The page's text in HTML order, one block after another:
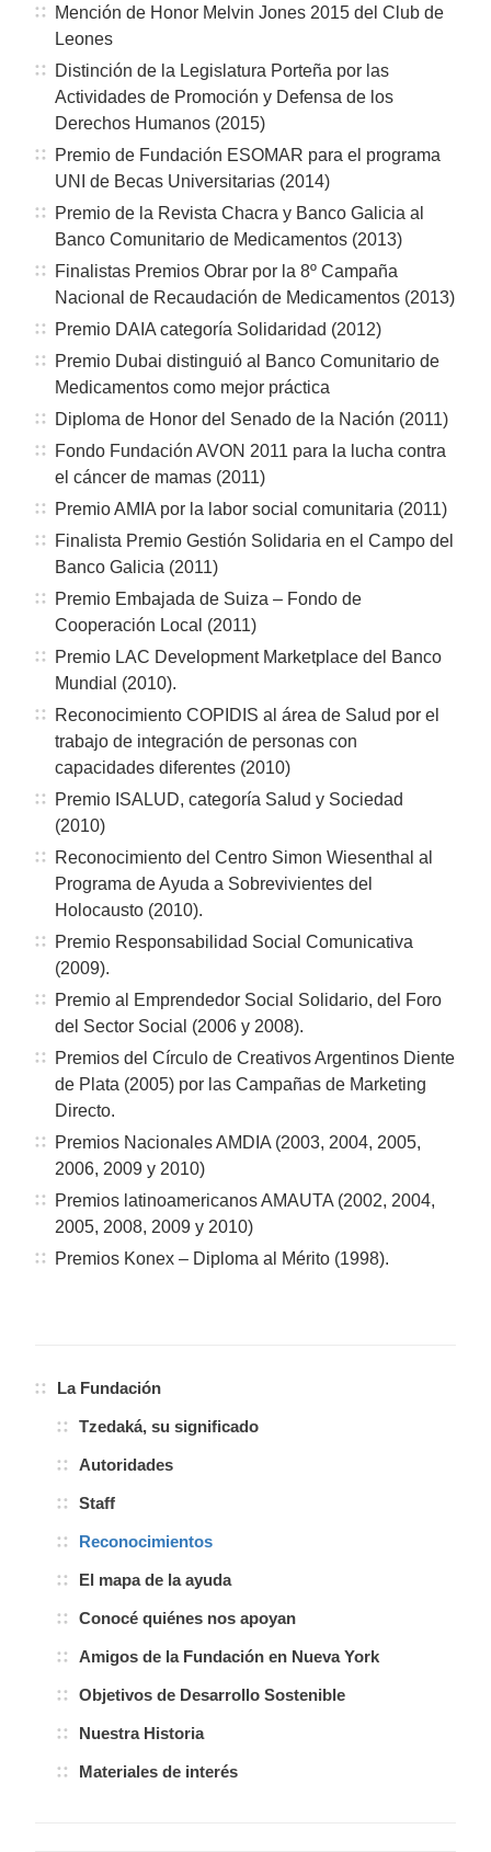
Mención de Honor Melvin Jones 2015 del Club de
Leones
Distinción de la Legislatura Porteña por las
Actividades de Promoción y Defensa de los
Derechos Humanos (2015)
Premio de Fundación ESOMAR para el programa
UNI de Becas Universitarias (2014)
Premio de la Revista Chacra y Banco Galicia al
Banco Comunitario de Medicamentos (2013)
Finalistas Premios Obrar por la 8º Campaña
Nacional de Recaudación de Medicamentos (2013)
Premio DAIA categoría Solidaridad (2012)
Premio Dubai distinguió al Banco Comunitario de
Medicamentos como mejor práctica
Diploma de Honor del Senado de la Nación (2011)
Fondo Fundación AVON 2011 para la lucha contra
el cáncer de mamas (2011)
Premio AMIA por la labor social comunitaria (2011)
Finalista Premio Gestión Solidaria en el Campo del
Banco Galicia (2011)
Premio Embajada de Suiza – Fondo de
Cooperación Local (2011)
Premio LAC Development Marketplace del Banco
Mundial (2010).
Reconocimiento COPIDIS al área de Salud por el
trabajo de integración de personas con
capacidades diferentes (2010)
Premio ISALUD, categoría Salud y Sociedad
(2010)
Reconocimiento del Centro Simon Wiesenthal al
Programa de Ayuda a Sobrevivientes del
Holocausto (2010).
Premio Responsabilidad Social Comunicativa
(2009).
Premio al Emprendedor Social Solidario, del Foro
del Sector Social (2006 y 2008).
Premios del Círculo de Creativos Argentinos Diente
de Plata (2005) por las Campañas de Marketing
Directo.
Premios Nacionales AMDIA (2003, 2004, 2005,
2006, 2009 y 2010)
Premios latinoamericanos AMAUTA (2002, 2004,
2005, 2008, 2009 y 2010)
Premios Konex – Diploma al Mérito (1998).
La Fundación
Tzedaká, su significado
Autoridades
Staff
Reconocimientos
El mapa de la ayuda
Conocé quiénes nos apoyan
Amigos de la Fundación en Nueva York
Objetivos de Desarrollo Sostenible
Nuestra Historia
Materiales de interés